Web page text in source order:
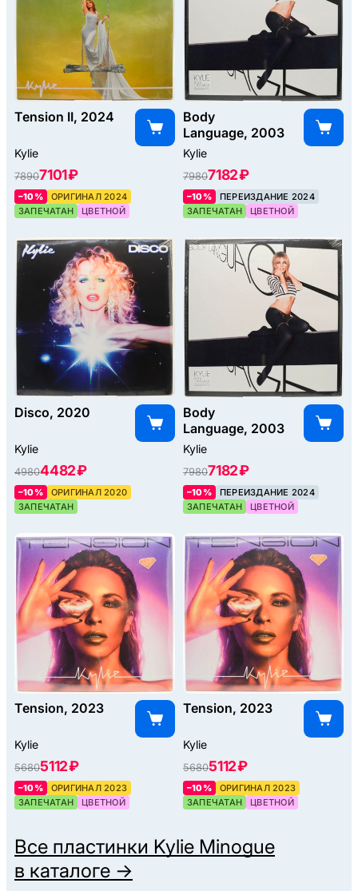
Tension II, 2024
Kylie
78907101 ₽
–10%
ОРИГИНАЛ 2024
ЗАПЕЧАТАН
ЦВЕТНОЙ
Body
Language, 2003
Kylie
79807182 ₽
–10%
ПЕРЕИЗДАНИЕ 2024
ЗАПЕЧАТАН
ЦВЕТНОЙ
Disco, 2020
Kylie
49804482 ₽
–10%
ОРИГИНАЛ 2020
ЗАПЕЧАТАН
Body
Language, 2003
Kylie
79807182 ₽
–10%
ПЕРЕИЗДАНИЕ 2024
ЗАПЕЧАТАН
ЦВЕТНОЙ
Tension, 2023
Kylie
56805112 ₽
–10%
ОРИГИНАЛ 2023
ЗАПЕЧАТАН
ЦВЕТНОЙ
Tension, 2023
Kylie
56805112 ₽
–10%
ОРИГИНАЛ 2023
ЗАПЕЧАТАН
ЦВЕТНОЙ
Все пластинки Kylie Minogue
в каталоге →